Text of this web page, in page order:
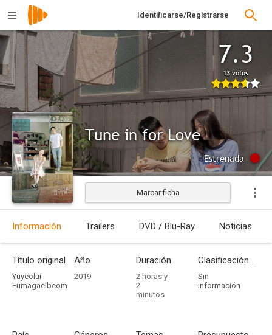
Identificarse/Registrarse
7.3
13 votos
Tune in for Love
Estrenada
Marcar ficha
Información Trailers DVD / Blu-Ray Noticias
Título original
Yuyeolui
Eumagaelbeom
Año
2019
Duración
2 horas y
2
minutos
Clasificación por edades
Sin
información